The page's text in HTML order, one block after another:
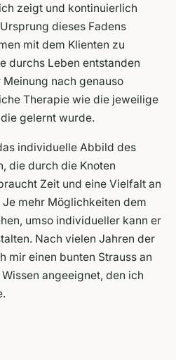
zeigt und kontinuierlich
dieses Fadens
mit dem Klienten zu
durchs Leben entstanden
nach genauso
Therapie wie die jeweilige
gelernt wurde.
individuelle Abbild des
die durch die Knoten
Zeit und eine Vielfalt an
mehr Möglichkeiten dem
umso individueller kann er
Nach vielen Jahren der
mir einen bunten Strauss an
angeeignet, den ich